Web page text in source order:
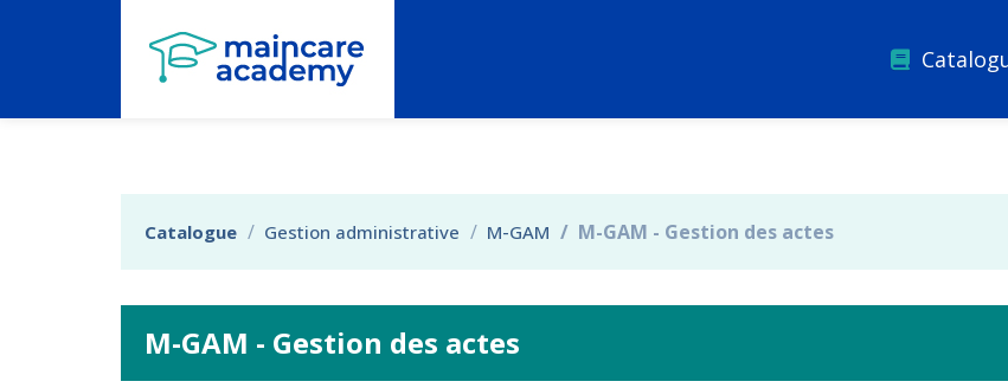
Aller au menu principal
Aller au contenu principal
Personnaliser l'interface
Catalogue Gestion administrative M-GAM M-GAM - Gestion des actes
M-GAM - Gestion des actes